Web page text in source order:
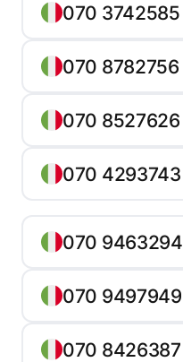
070 3742585
070 8782756
070 8527626
070 4293743
070 9463294
070 9497949
070 8426387